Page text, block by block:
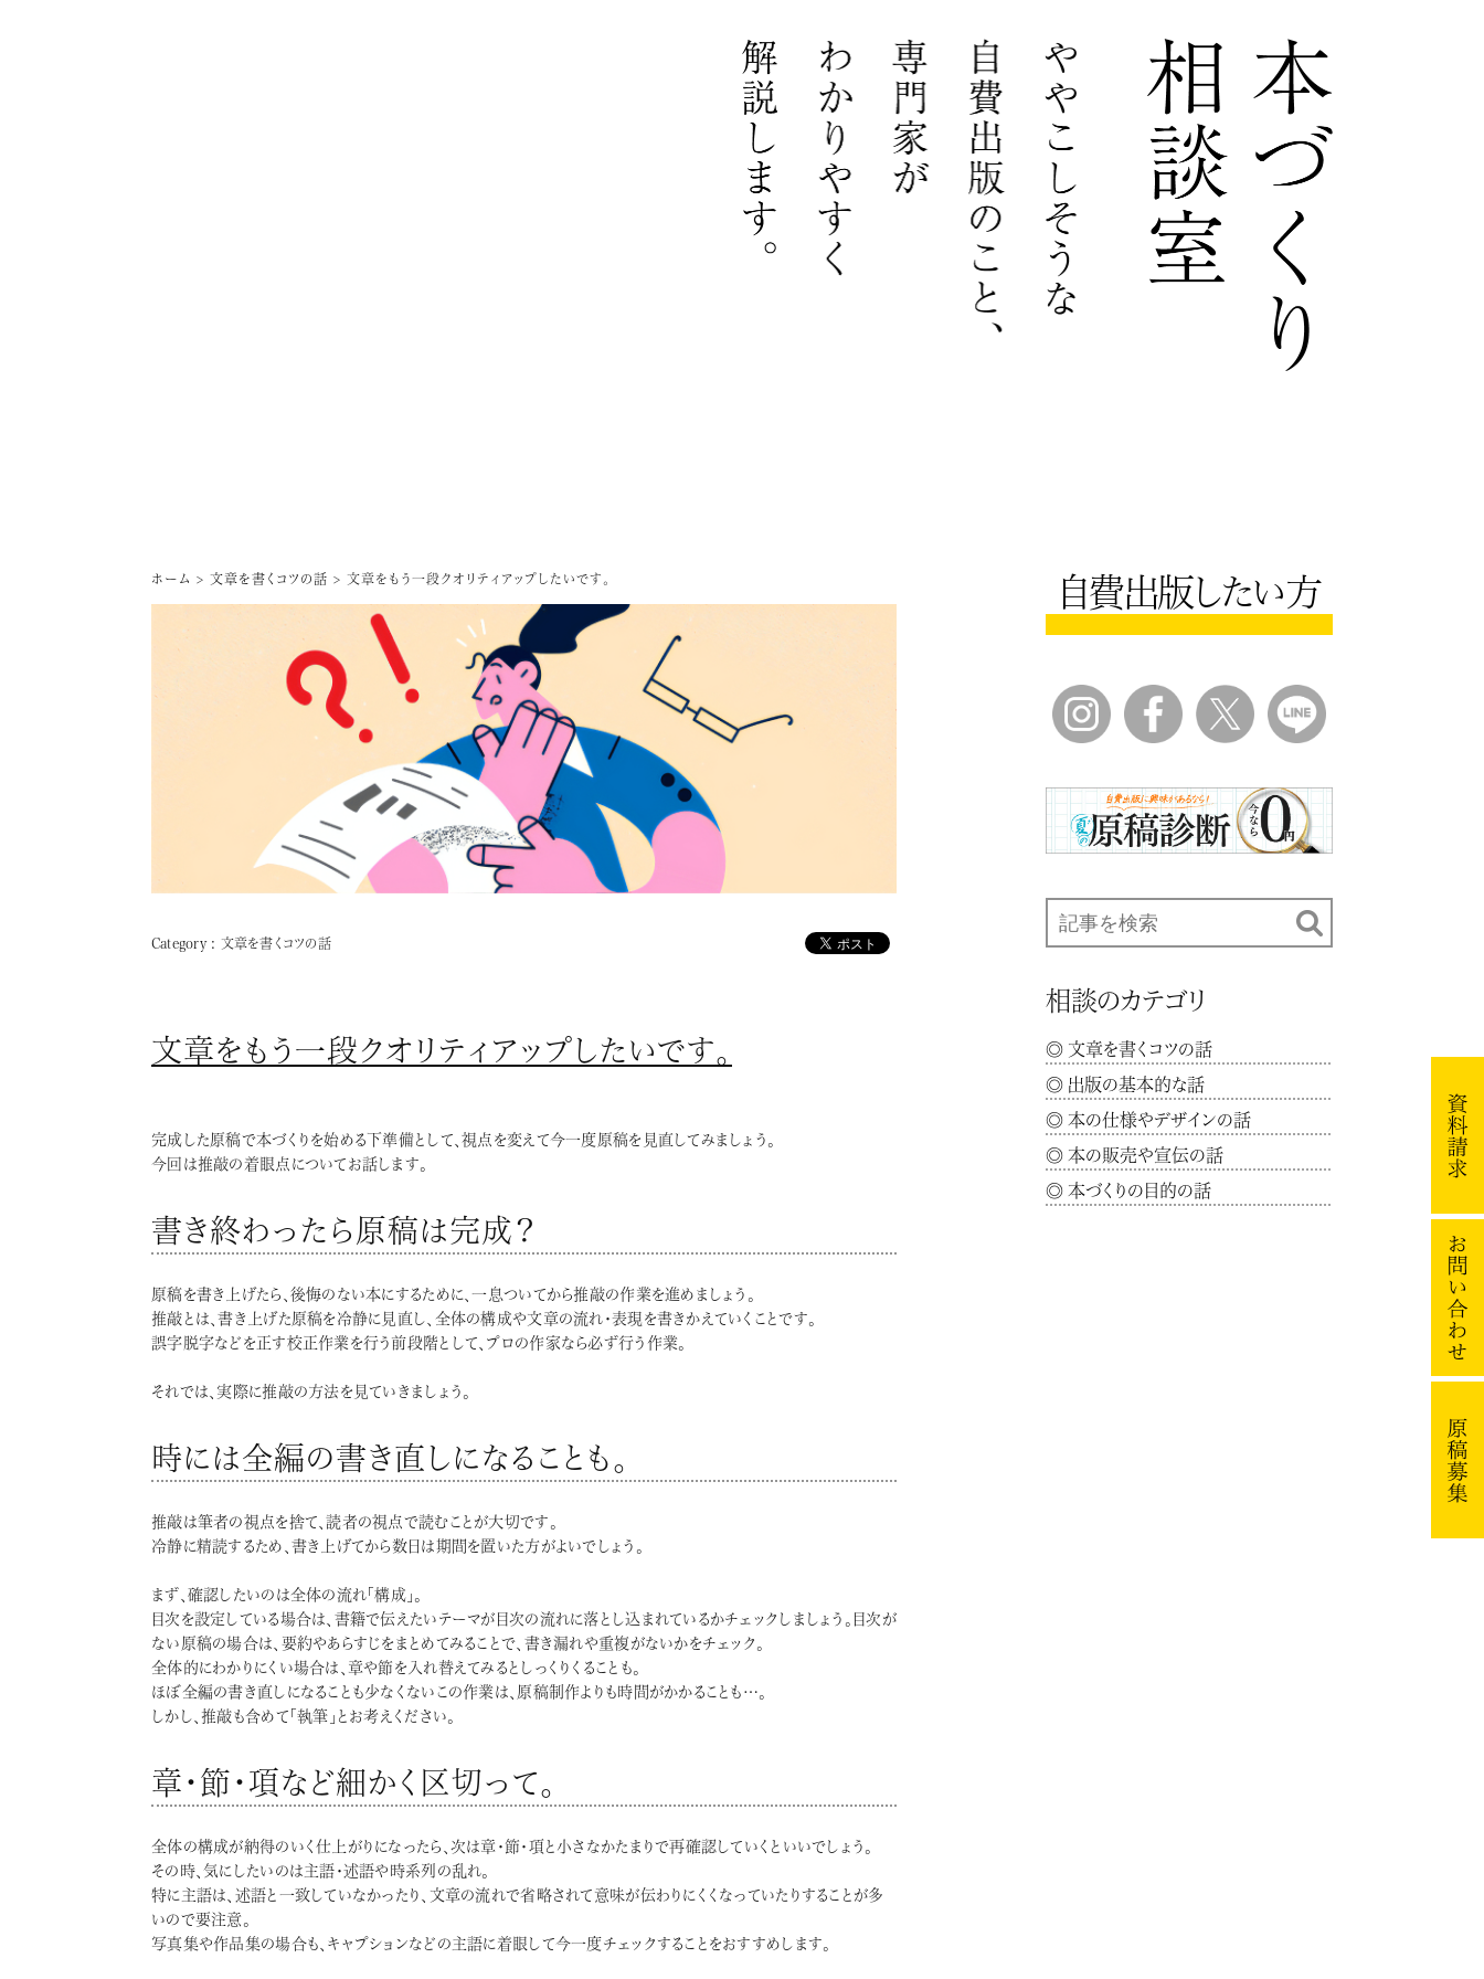
ホーム > 文章を書くコツの話 > 文章をもう一段クオリティアップしたいです。
Category : 文章を書くコツの話
文章をもう一段クオリティアップしたいです。
完成した原稿で本づくりを始める下準備として、視点を変えて今一度原稿を見直してみましょう。
今回は推敲の着眼点についてお話します。
書き終わったら原稿は完成？
原稿を書き上げたら、後悔のない本にするために、一息ついてから推敲の作業を進めましょう。
推敲とは、書き上げた原稿を冷静に見直し、全体の構成や文章の流れ・表現を書きかえていくことです。
誤字脱字などを正す校正作業を行う前段階として、プロの作家なら必ず行う作業。
それでは、実際に推敲の方法を見ていきましょう。
時には全編の書き直しになることも。
推敲は筆者の視点を捨て、読者の視点で読むことが大切です。
冷静に精読するため、書き上げてから数日は期間を置いた方がよいでしょう。
まず、確認したいのは全体の流れ「構成」。
目次を設定している場合は、書籍で伝えたいテーマが目次の流れに落とし込まれているかチェックしましょう。目次が
ない原稿の場合は、要約やあらすじをまとめてみることで、書き漏れや重複がないかをチェック。
全体的にわかりにくい場合は、章や節を入れ替えてみるとしっくりくることも。
ほぼ全編の書き直しになることも少なくないこの作業は、原稿制作よりも時間がかかることも…。
しかし、推敲も含めて「執筆」とお考えください。
章・節・項など細かく区切って。
全体の構成が納得のいく仕上がりになったら、次は章・節・項と小さなかたまりで再確認していくといいでしょう。
その時、気にしたいのは主語・述語や時系列の乱れ。
特に主語は、述語と一致していなかったり、文章の流れで省略されて意味が伝わりにくくなっていたりすることが多
いので要注意。
写真集や作品集の場合も、キャプションなどの主語に着眼して今一度チェックすることをおすすめします。
自費出版したい方
相談のカテゴリ
文章を書くコツの話
出版の基本的な話
本の仕様やデザインの話
本の販売や宣伝の話
本づくりの目的の話